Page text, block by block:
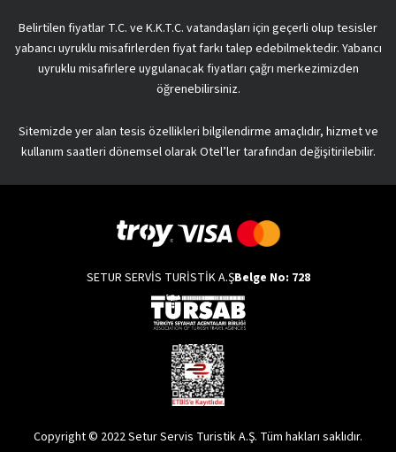
Belirtilen fiyatlar T.C. ve K.K.T.C. vatandaşları için geçerli olup tesisler
yabancı uyruklu misafirlerden fiyat farkı talep edebilmektedir. Yabancı
uyruklu misafirlere uygulanacak fiyatları çağrı merkezimizden
öğrenebilirsiniz.
Sitemizde yer alan tesis özellikleri bilgilendirme amaçlıdır, hizmet ve
kullanım saatleri dönemsel olarak Otel’ler tarafından değişitirilebilir.
SETUR SERVİS TURİSTİK A.ŞBelge No: 728
Copyright © 2022 Setur Servis Turistik A.Ş. Tüm hakları saklıdır.